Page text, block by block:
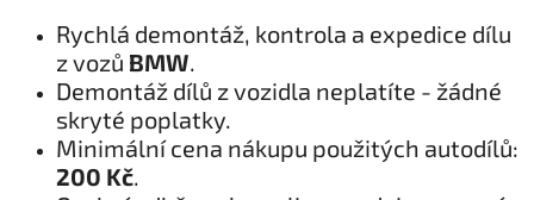
Rychlá demontáž, kontrola a expedice dílu
z vozů BMW.
Demontáž dílů z vozidla neplatíte - žádné
skryté poplatky.
Minimální cena nákupu použitých autodílů:
200 Kč.